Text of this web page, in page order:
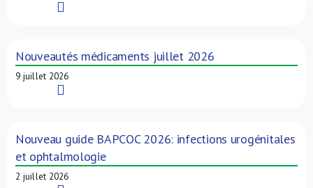
Nouveautés médicaments juillet 2026
9 juillet 2026
Nouveau guide BAPCOC 2026: infections urogénitales
et ophtalmologie
2 juillet 2026